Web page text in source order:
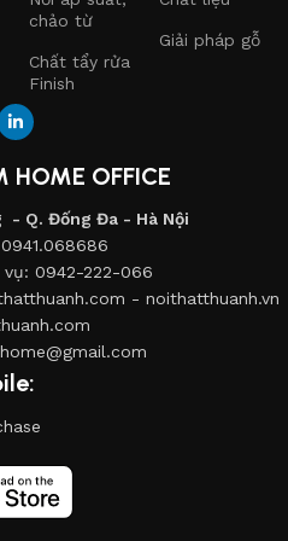
sóc khách hàng của công ty
hàng từ tổng đài0942-
khách hàng sẽ liên lạc với
trao đổi với khách hàng là:
sản phẩm.
sẽ liên lạc với khách hàng sau
khách hàng đánh giá chất
những vấn đề khách hàng
SẢN PHẨM
chảo từ
Chất tẩy rửa
Finish
Giải pháp gỗ
HOME OFFICE
Q. Đống Đa - Hà Nội
vụ: 0942-222-066
- noithatthuanh.vn